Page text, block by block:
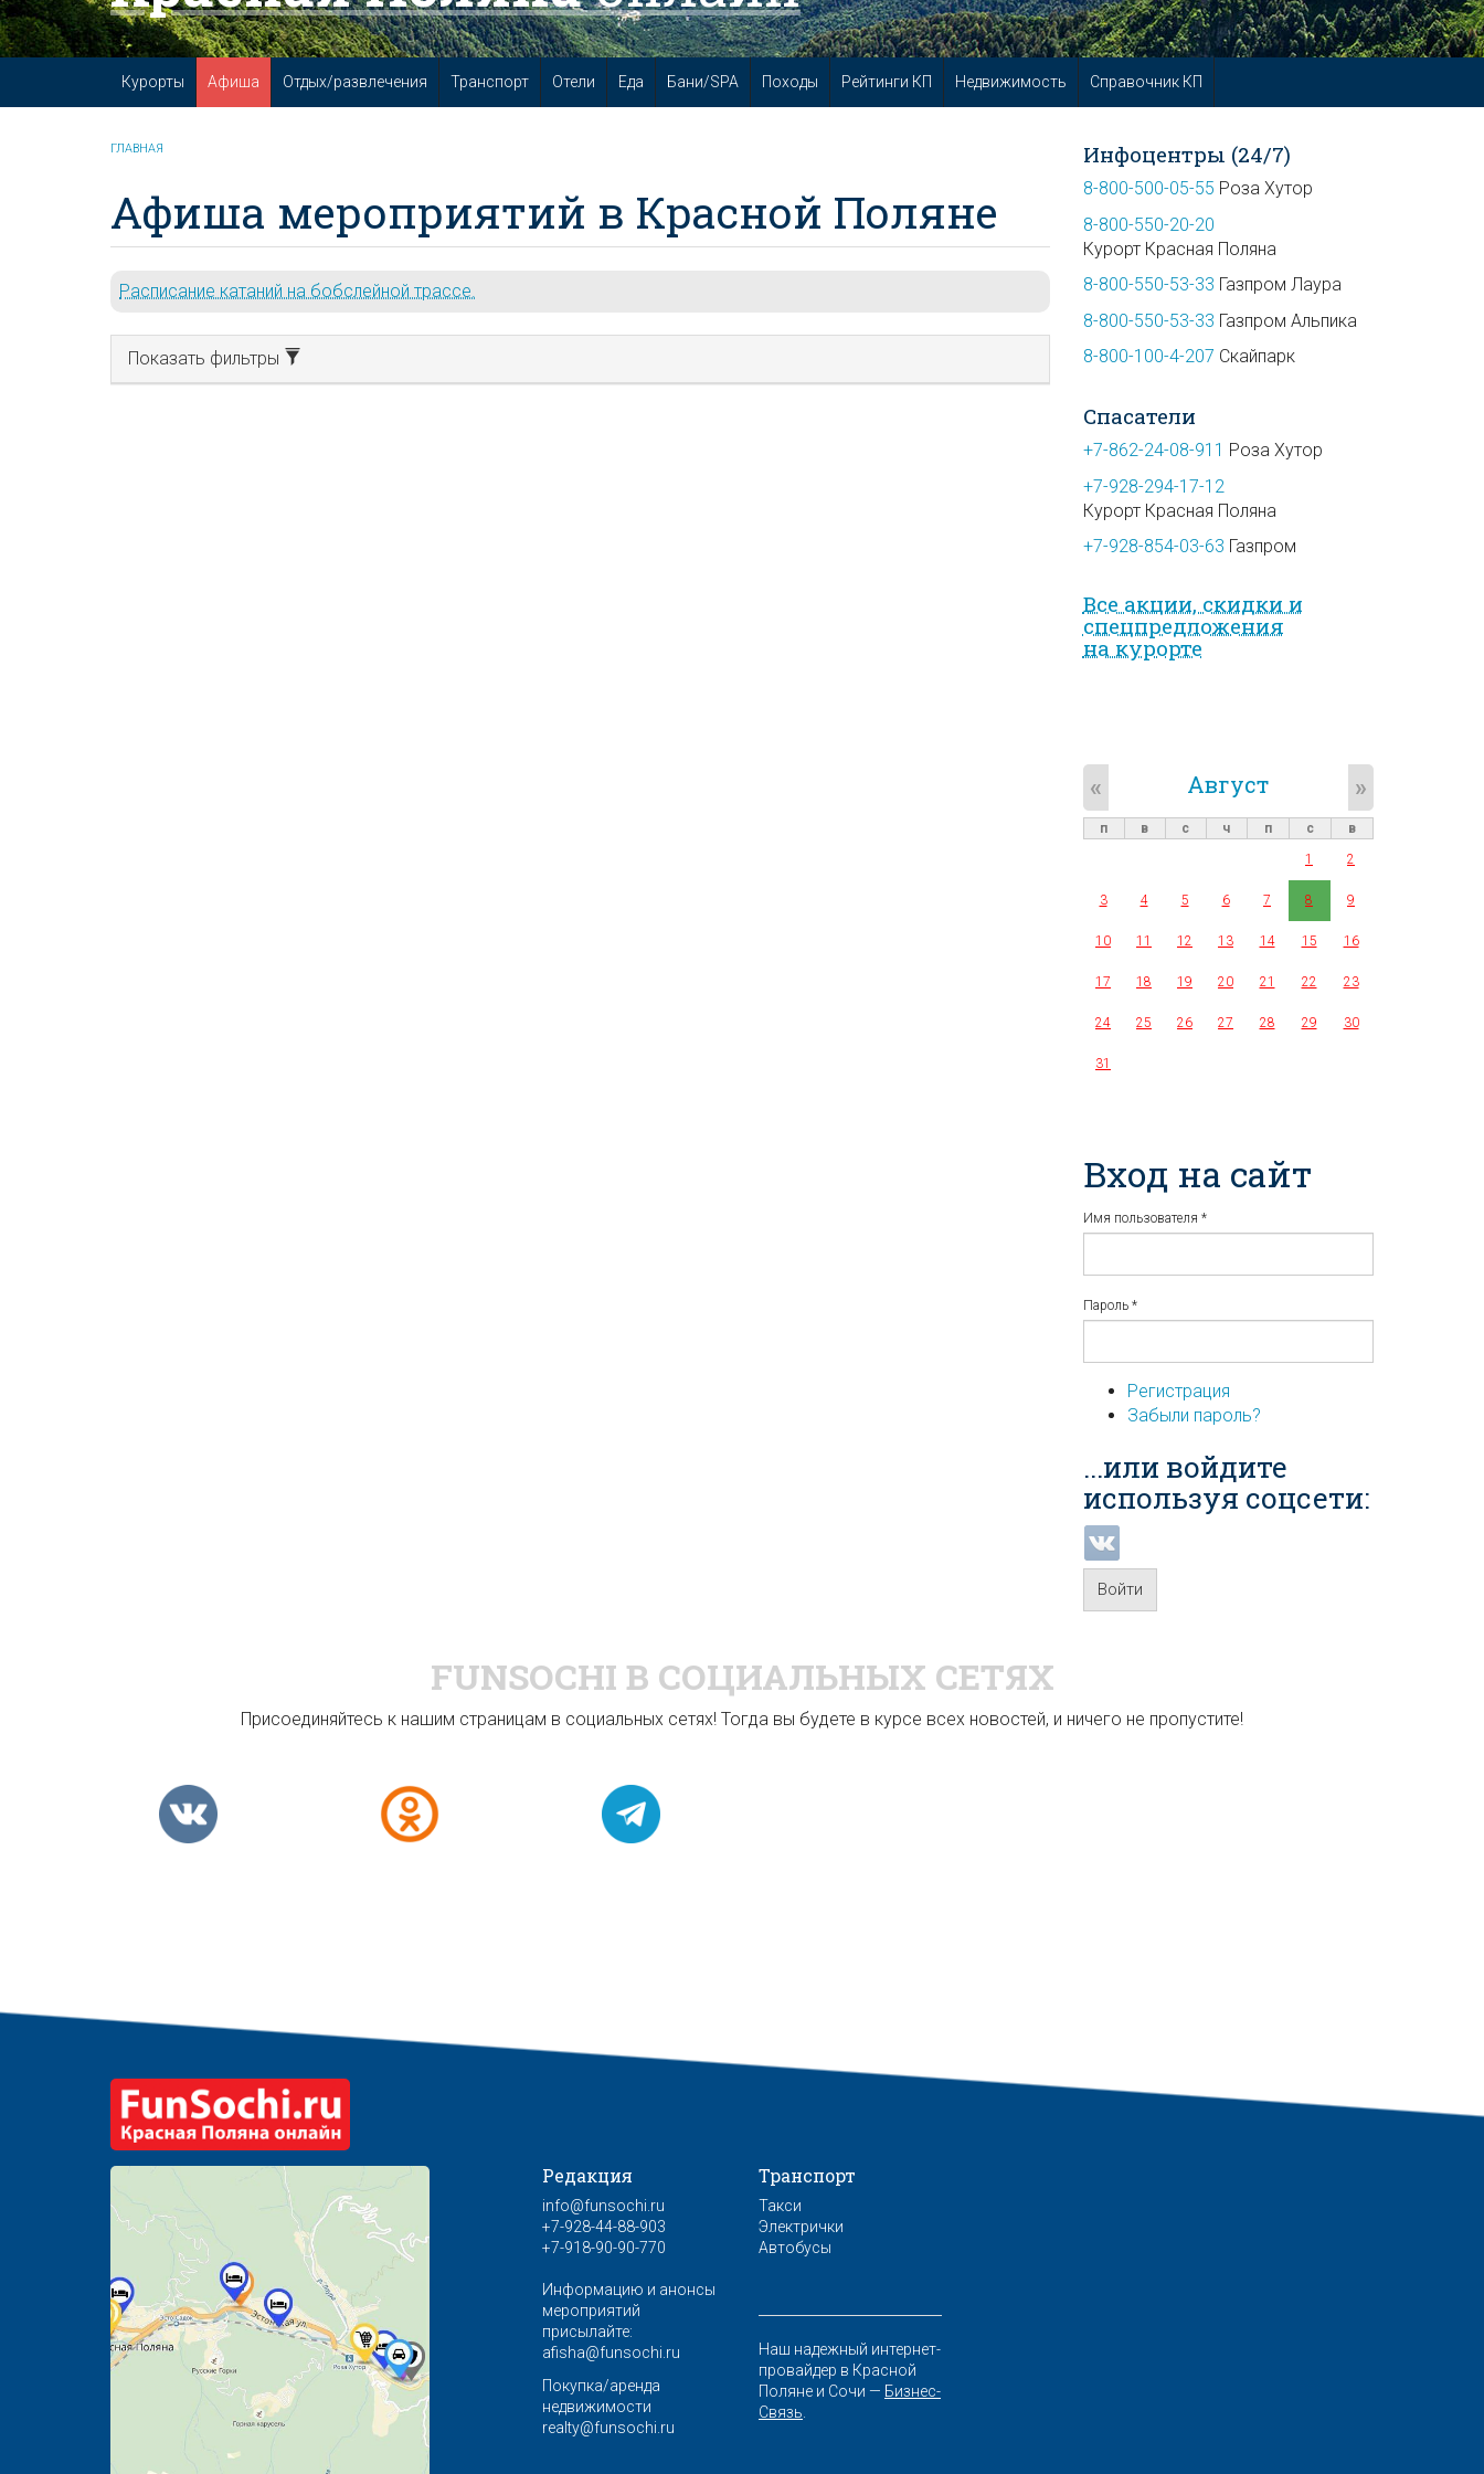
Курорты Афиша Отдых/развлечения Транспорт Отели Еда Бани/SPA Походы Рейтинги КП Недвижимость Справочник КП
ГЛАВНАЯ
Афиша мероприятий в Красной Поляне
Расписание катаний на бобслейной трассе.
Показать фильтры
Инфоцентры (24/7)
8-800-500-05-55 Роза Хутор
8-800-550-20-20
Курорт Красная Поляна
8-800-550-53-33 Газпром Лаура
8-800-550-53-33 Газпром Альпика
8-800-100-4-207 Скайпарк
Спасатели
+7-862-24-08-911 Роза Хутор
+7-928-294-17-12
Курорт Красная Поляна
+7-928-854-03-63 Газпром
Все акции, скидки и
спец­предложе­ния
на курорте
Август
« »
п в с ч п с
в
1
2
3 4 5 6 7 8 9
10 11 12 13 14 15 16
17 18 19 20 21 22 23
24 25 26 27 28 29 30
31
Вход на сайт
Имя пользователя *
Пароль *
Регистрация
Забыли пароль?
...или войдите
используя соцсети:
Войти
FUNSOCHI В СОЦИАЛЬНЫХ СЕТЯХ
Присоединяйтесь к нашим страницам в социальных сетях! Тогда вы будете в курсе всех новостей, и ничего не пропустите!
Редакция
info@funsochi.ru
+7-928-44-88-903
+7-918-90-90-770
Информацию и анонсы
мероприятий
присылайте:
afisha@funsochi.ru
Покупка/аренда
недвижимости
realty@funsochi.ru
Транспорт
Такси
Электрички
Автобусы
Наш надежный интернет-
провайдер в Красной
Поляне и Сочи — Бизнес-
Связь